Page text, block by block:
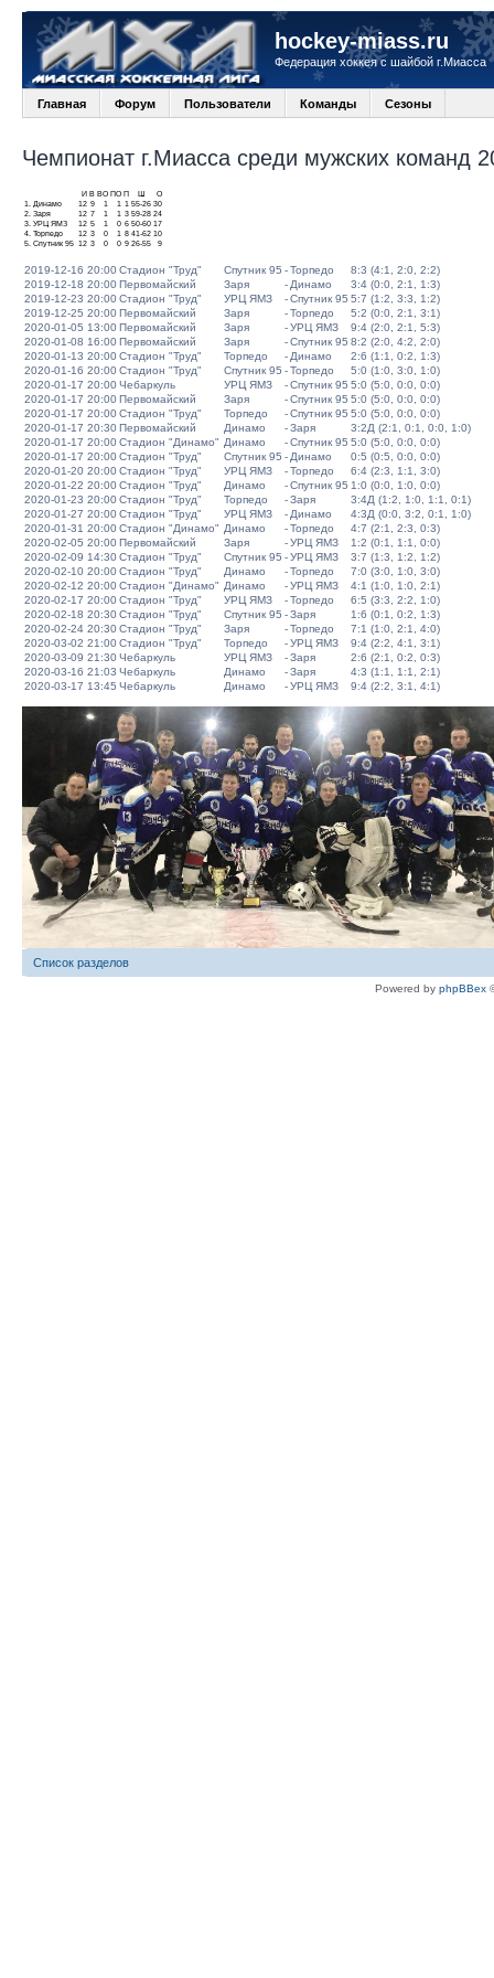
hockey-miass.ru
Федерация хоккея с шайбой г.Миасса
Главная Форум Пользователи Команды Сезоны
Чемпионат г.Миасса среди мужских команд
И В ВО ПО П
О
1.
Динамо 12 9 1 1 1 55-26 30
2. Заря 12 7 1 1 3 59-28 24
3. УРЦ ЯМЗ 12 5 1 0 6 50-60 17
4. Торпедо 12 3 0 1 8 41-62 10
5. Спутник 95 12 3 0 0 9 26-55 9
2019-12-16 20:00Стадион "Труд" Спутник 95 -Торпедо
8:3 (4:1, 2:0, 2:2)
2019-12-18 20:00Первомайский Заря - Динамо
3:4 (0:0, 2:1, 1:3)
2019-12-23 20:00Стадион "Труд" УРЦ ЯМЗ -Спутник 95 5:7 (1:2, 3:3, 1:2)
2019-12-25 20:00Первомайский Заря -Торпедо
5:2 (0:0, 2:1, 3:1)
2020-01-05 13:00Первомайский Заря -УРЦ ЯМЗ
9:4 (2:0, 2:1, 5:3)
2020-01-08 16:00Первомайский Заря -Спутник 95 8:2 (2:0, 4:2, 2:0)
2020-01-13 20:00Стадион "Труд" Торпедо - Динамо
2:6 (1:1, 0:2, 1:3)
2020-01-16 20:00Стадион "Труд" Спутник 95 -Торпедо
5:0 (1:0, 3:0, 1:0)
2020-01-17 20:00Чебаркуль УРЦ ЯМЗ -Спутник 95 5:0 (5:0, 0:0, 0:0)
2020-01-17 20:00Первомайский Заря -Спутник 95 5:0 (5:0, 0:0, 0:0)
2020-01-17 20:00Стадион "Труд" Торпедо -Спутник 95 5:0 (5:0, 0:0, 0:0)
2020-01-17 20:30Первомайский Динамо -Заря
3:2Д (2:1, 0:1, 0:0, 1:0)
2020-01-17 20:00Стадион "Динамо" Динамо -Спутник 95 5:0 (5:0, 0:0, 0:0)
2020-01-17 20:00Стадион "Труд" Спутник 95 - Динамо
0:5 (0:5, 0:0, 0:0)
2020-01-20 20:00Стадион "Труд" УРЦ ЯМЗ -Торпедо
6:4 (2:3, 1:1, 3:0)
2020-01-22 20:00Стадион "Труд" Динамо -Спутник 95 1:0 (0:0, 1:0, 0:0)
2020-01-23 20:00Стадион "Труд" Торпедо -Заря
3:4Д (1:2, 1:0, 1:1, 0:1)
2020-01-27 20:00Стадион "Труд" УРЦ ЯМЗ - Динамо
4:3Д (0:0, 3:2, 0:1, 1:0)
2020-01-31 20:00Стадион "Динамо" Динамо -Торпедо
4:7 (2:1, 2:3, 0:3)
2020-02-05 20:00Первомайский Заря -УРЦ ЯМЗ
1:2 (0:1, 1:1, 0:0)
2020-02-09 14:30Стадион "Труд" Спутник 95 -УРЦ ЯМЗ
3:7 (1:3, 1:2, 1:2)
2020-02-10 20:00Стадион "Труд" Динамо -Торпедо
7:0 (3:0, 1:0, 3:0)
2020-02-12 20:00Стадион "Динамо" Динамо -УРЦ ЯМЗ
4:1 (1:0, 1:0, 2:1)
2020-02-17 20:00Стадион "Труд" УРЦ ЯМЗ -Торпедо
6:5 (3:3, 2:2, 1:0)
2020-02-18 20:30Стадион "Труд" Спутник 95 -Заря
1:6 (0:1, 0:2, 1:3)
2020-02-24 20:30Стадион "Труд" Заря -Торпедо
7:1 (1:0, 2:1, 4:0)
2020-03-02 21:00Стадион "Труд" Торпедо -УРЦ ЯМЗ
9:4 (2:2, 4:1, 3:1)
2020-03-09 21:30Чебаркуль УРЦ ЯМЗ -Заря
2:6 (2:1, 0:2, 0:3)
2020-03-16 21:03 Чебаркуль Динамо -Заря
4:3 (1:1, 1:1, 2:1)
2020-03-17 13:45 Чебаркуль Динамо -УРЦ ЯМЗ 9:4 (2:2, 3:1, 4:1)
Список разделов
Powered by phpBBex